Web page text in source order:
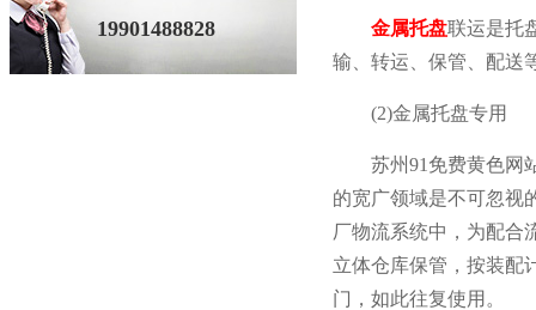
金属托盘联运是托盘
输、转运、保管
(2)金属托盘专用
苏州91免费黄色网站
的宽广领域是不可忽视的
厂物流系统中，为配
立体仓库保管，按装
门，如此往复使用。
19901488828